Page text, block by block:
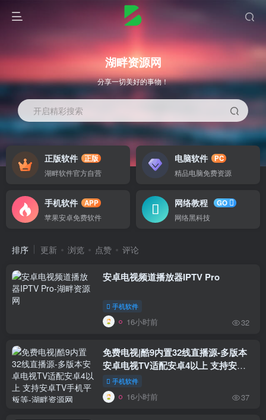
湖畔资源网
分享一切美好的事物！
开启精彩搜索
正版软件
正版
湖畔软件官方自营
电脑软件
PC
精品电脑免费资源
手机软件
APP
苹果安卓免费软件
网络教程
GO
网络黑科技
排序 更新 浏览 点赞 评论
安卓电视频道播放器IPTV Pro
手机软件
16小时前 32
免费电视|酷9内置32线直播源-多版本
安卓电视TV适配安卓4以上 支持安卓
TV手机平板等
手机软件
16小时前 37